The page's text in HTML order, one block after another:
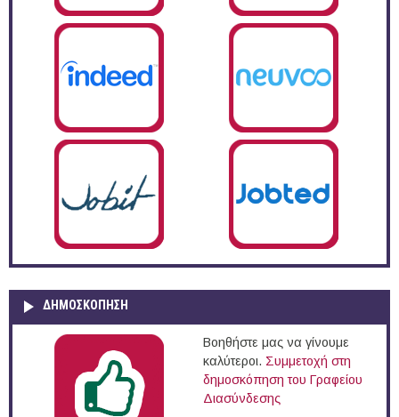
ΔΗΜΟΣΚΌΠΗΣΗ
Βοηθήστε μας να γίνουμε
καλύτεροι. Συμμετοχή στη
δημοσκόπηση του Γραφείου
Διασύνδεσης